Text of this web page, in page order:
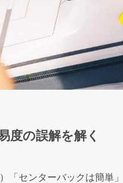
度の誤解を解く
「センターバックは簡単